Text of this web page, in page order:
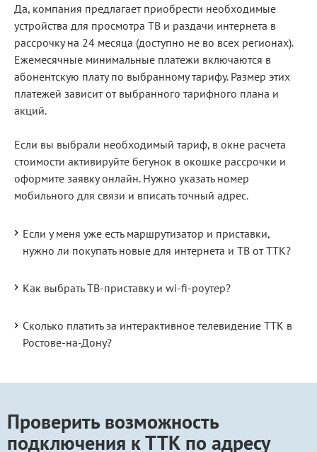
Да, компания предлагает приобрести необходимые
устройства для просмотра ТВ и раздачи интернета в
рассрочку на 24 месяца (доступно не во всех регионах).
Ежемесячные минимальные платежи включаются в
абонентскую плату по выбранному тарифу. Размер этих
платежей зависит от выбранного тарифного плана и
акций.
Если вы выбрали необходимый тариф, в окне расчета
стоимости активируйте бегунок в окошке рассрочки и
оформите заявку онлайн. Нужно указать номер
мобильного для связи и вписать точный адрес.
Если у меня уже есть маршрутизатор и приставки,
нужно ли покупать новые для интернета и ТВ от ТТК?
Как выбрать ТВ-приставку и wi-fi-роутер?
Сколько платить за интерактивное телевидение ТТК в
Ростове-на-Дону?
Проверить возможность
подключения к ТТК по адресу